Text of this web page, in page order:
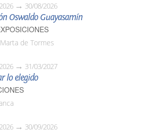
30/08/2026
Oswaldo Guayasamín
de Tormes
31/03/2027
lo elegido
30/09/2026